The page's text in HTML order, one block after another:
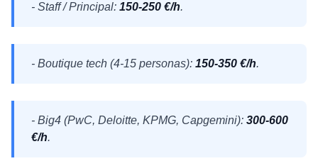
- Staff / Principal: 150-250 €/h.
- Boutique tech (4-15 personas): 150-350 €/h.
- Big4 (PwC, Deloitte, KPMG, Capgemini): 300-600
€/h.